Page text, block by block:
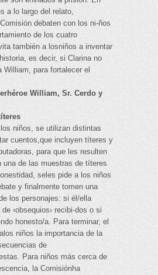
a lo largo del relato,
debaten con los ni-ños
de los cuatro
también a losniños a inventar
es decir, si Clarina no
William, para fortalecer el
William, Sr. Cerdo y
niños, se utilizan distintas
cuentos,que incluyen títeres y
para que les resulten
una de las muestras de títeres
seles pide a los niños
y finalmente tomen una
los personajes: si él/ella
‹obsequios› recibi-dos o si
honesto/a. Para terminar, el
niños la importancia de la
de
Para niños más cerca de
la Comisiónha